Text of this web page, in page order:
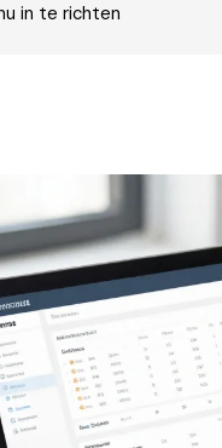
in te richten